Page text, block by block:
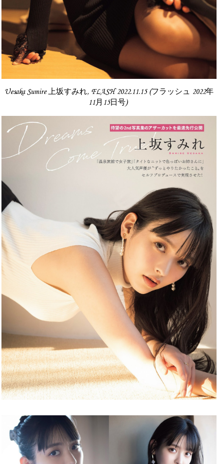
Uesaka Sumire 上坂すみれ, FLASH 2022.11.15 (フラッシュ 2022年
11月15日号)